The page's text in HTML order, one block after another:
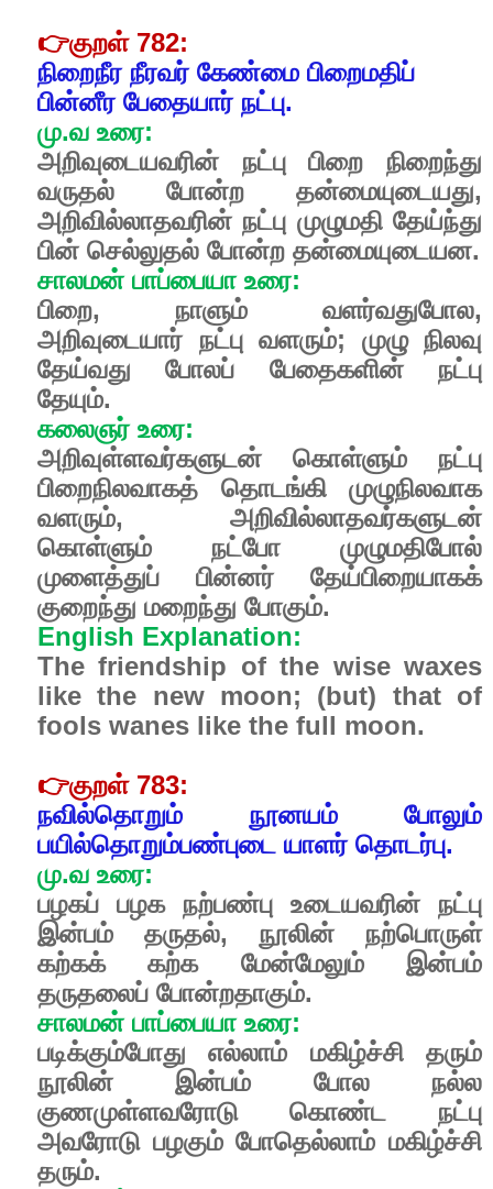
👉குறள் 782:
நிறைநீர நீரவர் கேண்மை பிறைமதிப்
பின்னீர பேதையார் நட்பு.
மு.வ உரை:
அறிவுடையவரின் நட்பு பிறை நிறைந்து
வருதல் போன்ற தன்மையுடையது,
அறிவில்லாதவரின் நட்பு முழுமதி தேய்ந்து
பின் செல்லுதல் போன்ற தன்மையுடையன.
சாலமன் பாப்பையா உரை:
பிறை, நாளும் வளர்வதுபோல,
அறிவுடையார் நட்பு வளரும்; முழு நிலவு
தேய்வது போலப் பேதைகளின் நட்பு
தேயும்.
கலைஞர் உரை:
அறிவுள்ளவர்களுடன் கொள்ளும் நட்பு
பிறைநிலவாகத் தொடங்கி முழுநிலவாக
வளரும், அறிவில்லாதவர்களுடன்
கொள்ளும் நட்போ முழுமதிபோல்
முளைத்துப் பின்னர் தேய்பிறையாகக்
குறைந்து மறைந்து போகும்.
English Explanation:
The friendship of the wise waxes
like the new moon; (but) that of
fools wanes like the full moon.
👉குறள் 783:
நவில்தொறும் நூனயம் போலும்
பயில்தொறும்பண்புடை யாளர் தொடர்பு.
மு.வ உரை:
பழகப் பழக நற்பண்பு உடையவரின் நட்பு
இன்பம் தருதல், நூலின் நற்பொருள்
கற்கக் கற்க மேன்மேலும் இன்பம்
தருதலைப் போன்றதாகும்.
சாலமன் பாப்பையா உரை:
படிக்கும்போது எல்லாம் மகிழ்ச்சி தரும்
நூலின் இன்பம் போல நல்ல
குணமுள்ளவரோடு கொண்ட நட்பு
அவரோடு பழகும் போதெல்லாம் மகிழ்ச்சி
தரும்.